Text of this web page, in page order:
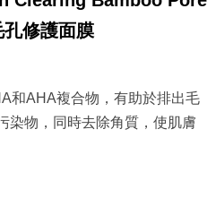
修護面膜
和AHA複合物，有助於排出毛
染物，同時去除角質，使肌膚